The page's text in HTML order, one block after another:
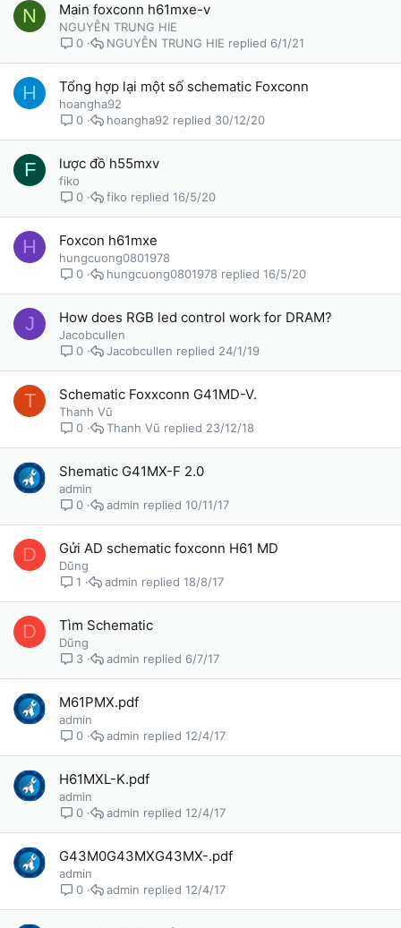
N Main foxconn h61mxe-v
NGUYỄN TRUNG HIE
0
6/1/21
NGUYỄN TRUNG HIE
H Tổng hợp lại một số schematic Foxconn
hoangha92
0
30/12/20
hoangha92
F lược đồ h55mxv
fiko
0
16/5/20
fiko
H Foxcon h61mxe
hungcuong0801978
0
16/5/20
hungcuong0801978
J How does RGB led control work for DRAM?
Jacobcullen
0
24/1/19
Jacobcullen
T Schematic Foxxconn G41MD-V.
Thanh Vũ
0
23/12/18
Thanh Vũ
Shematic G41MX-F 2.0
admin
0
10/11/17
admin
D Gửi AD schematic foxconn H61 MD
Dũng
1
18/8/17
admin
D Tìm Schematic
Dũng
3
6/7/17
admin
M61PMX.pdf
admin
0
12/4/17
admin
H61MXL-K.pdf
admin
0
12/4/17
admin
G43M0G43MXG43MX-.pdf
admin
0
12/4/17
admin